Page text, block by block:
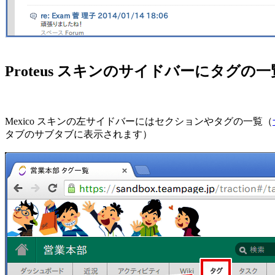
Proteus スキンのサイドバーにタグの
Mexico スキンの左サイドバーにはセクションやタグの一覧（
タブのサブタブに表示されます）